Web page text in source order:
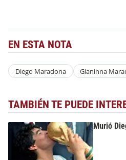
EN ESTA NOTA
Diego Maradona Gianinna
TAMBIÉN TE PUEDE
Murió